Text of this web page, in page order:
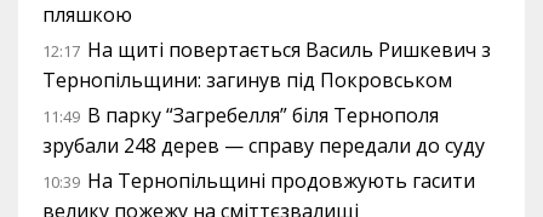
пляшкою
12:17 На щиті повертається Василь Ришкевич з
Тернопільщини: загинув під Покровськом
11:49 В парку “Загребелля” біля Тернополя
зрубали 248 дерев — справу передали до суду
10:39 На Тернопільщині продовжують гасити
велику пожежу на сміттєзвалищі